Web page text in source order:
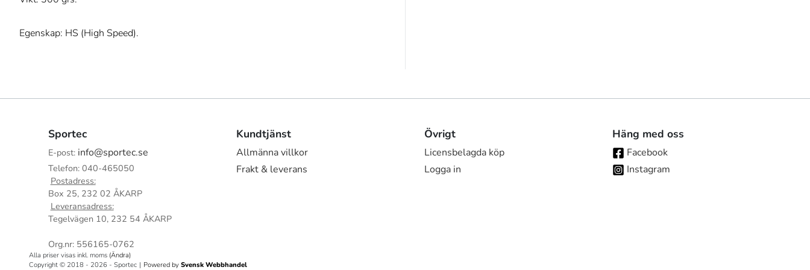
Egenskap: HS (High Speed).
Sportec
E-post: info@sportec.se
Telefon: 040-465050
Postadress:
Box 25, 232 02 ÅKARP
Leveransadress:
Tegelvägen 10, 232 54 ÅKARP
Org.nr: 556165-0762
Kundtjänst
Allmänna villkor
Frakt & leverans
Övrigt
Licensbelagda köp
Logga in
Häng med oss
Facebook
Instagram
Alla priser visas inkl. moms (Ändra)
Copyright © 2018 - 2026 - Sportec | Powered by Svensk Webbhandel